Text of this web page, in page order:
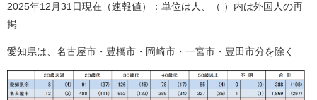
2025年12月31日現在（速報値）：単位は人、（ ）内は外国人の再
掲
​愛知県は、名古屋市・豊橋市・岡崎市・一宮市・豊田市分を除く